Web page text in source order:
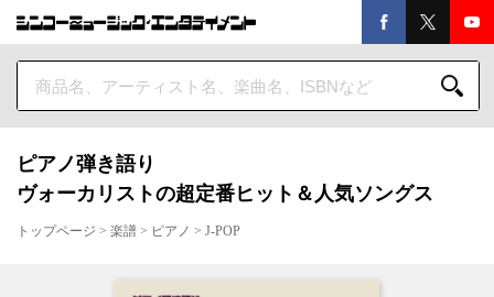
ピアノ弾き語り
ヴォーカリストの超定番ヒット＆人気ソングス
トップページ > 楽譜 > ピアノ > J-POP